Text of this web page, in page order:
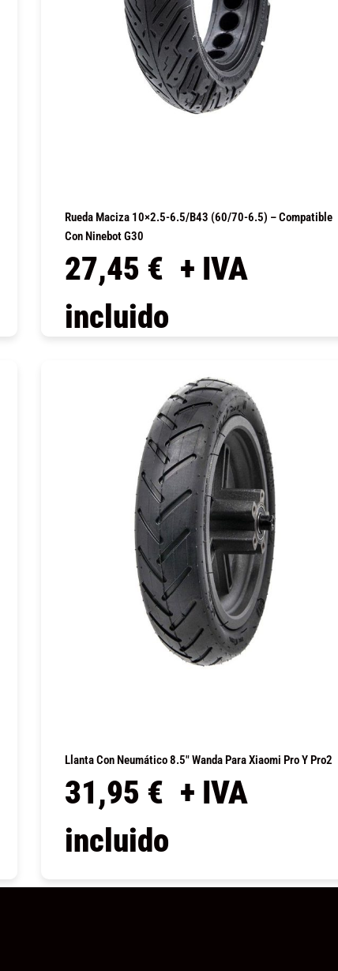
Rueda Maciza 10×2.5-6.5/B43 (60/70-6.5) – Compatible
Con Ninebot G30
27,45 € + IVA
incluido
Llanta Con Neumático 8.5″ Wanda Para Xiaomi Pro Y Pro2
31,95 € + IVA
incluido